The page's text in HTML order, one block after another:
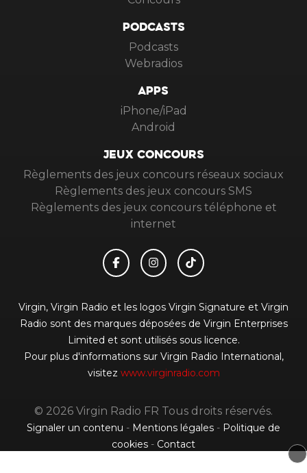
PODCASTS
Podcasts
Webradios
APPS
iPhone/iPad
Android
JEUX CONCOURS
Règlements des jeux concours réseaux sociaux
Règlements des jeux concours SMS
Règlements des jeux concours téléphone et
internet
Virgin, Virgin Radio et les logos Virgin Signature et Virgin
Radio sont des marques déposées de Virgin Enterprises
Limited et sont utilisés sous licence.
Pour plus d'informations sur Virgin Radio International,
visitez www.virginradio.com
© 2026 Virgin Radio FR Tous droits réservés.
Signaler un contenu - Mentions légales - Politique de
cookies - Contact